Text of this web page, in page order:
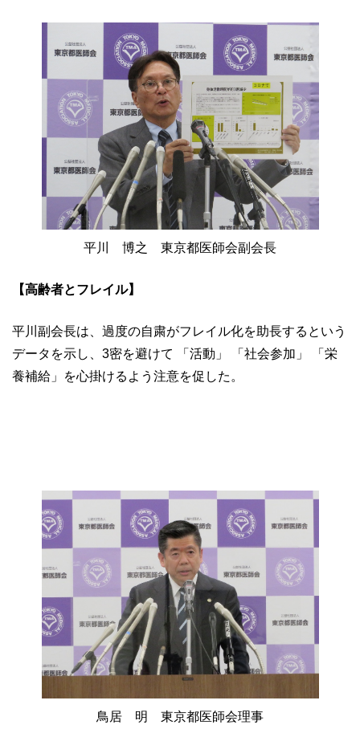
平川 博之 東京都医師会副会長
【高齢者とフレイル】
平川副会長は、過度の自粛がフレイル化を助長するという
データを示し、3密を避けて 「活動」 「社会参加」 「栄
養補給」を心掛けるよう注意を促した。
鳥居 明 東京都医師会理事